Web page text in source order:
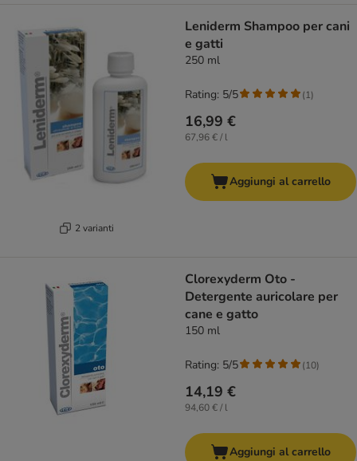
2 varianti
Leniderm Shampoo per cani
e gatti
250 ml
16,99 €
67,96 € / l
Rating: 5/5 (1)
Aggiungi al carrello
Clorexyderm Oto -
Detergente auricolare per
cane e gatto
150 ml
14,19 €
94,60 € / l
Rating: 5/5 (10)
Aggiungi al carrello